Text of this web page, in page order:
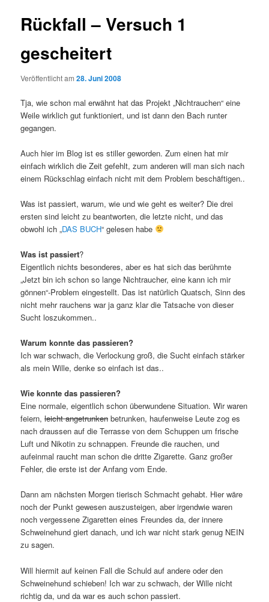
Rückfall – Versuch 1
gescheitert
Veröffentlicht am28. Juni 2008
Tja, wie schon mal erwähnt hat das Projekt „Nichtrauchen“ eine
Weile wirklich gut funktioniert, und ist dann den Bach runter
gegangen.
Auch hier im Blog ist es stiller geworden. Zum einen hat mir
einfach wirklich die Zeit gefehlt, zum anderen will man sich nach
einem Rückschlag einfach nicht mit dem Problem beschäftigen..
Was ist passiert, warum, wie und wie geht es weiter? Die drei
ersten sind leicht zu beantworten, die letzte nicht, und das
obwohl ich „DAS BUCH“ gelesen habe
Was ist passiert?
Eigentlich nichts besonderes, aber es hat sich das berühmte
„Jetzt bin ich schon so lange Nichtraucher, eine kann ich mir
gönnen“-Problem eingestellt. Das ist natürlich Quatsch, Sinn des
nicht mehr rauchens war ja ganz klar die Tatsache von dieser
Sucht loszukommen..
Warum konnte das passieren?
Ich war schwach, die Verlockung groß, die Sucht einfach stärker
als mein Wille, denke so einfach ist das..
Wie konnte das passieren?
Eine normale, eigentlich schon überwundene Situation. Wir waren
feiern,leicht angetrunken betrunken, haufenweise Leute zog es
nach draussen auf die Terrasse von dem Schuppen um frische
Luft und Nikotin zu schnappen. Freunde die rauchen, und
aufeinmal raucht man schon die dritte Zigarette. Ganz großer
Fehler, die erste ist der Anfang vom Ende.
Dann am nächsten Morgen tierisch Schmacht gehabt. Hier wäre
noch der Punkt gewesen auszusteigen, aber irgendwie waren
noch vergessene Zigaretten eines Freundes da, der innere
Schweinehund giert danach, und ich war nicht stark genug NEIN
zu sagen.
Will hiermit auf keinen Fall die Schuld auf andere oder den
Schweinehund schieben! Ich war zu schwach, der Wille nicht
richtig da, und da war es auch schon passiert.